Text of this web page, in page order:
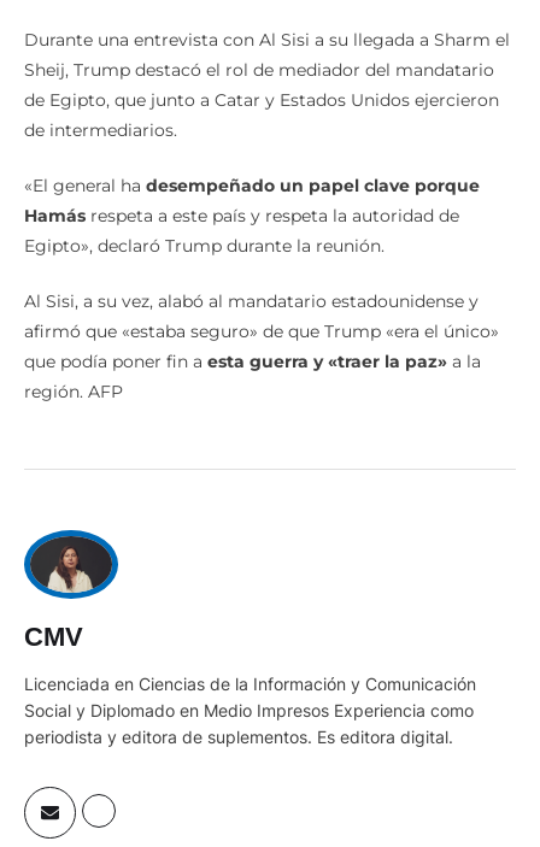
Durante una entrevista con Al Sisi a su llegada a Sharm el
Sheij, Trump destacó el rol de mediador del mandatario
de Egipto, que junto a Catar y Estados Unidos ejercieron
de intermediarios.
«El general ha desempeñado un papel clave porque
Hamás respeta a este país y respeta la autoridad de
Egipto», declaró Trump durante la reunión.
Al Sisi, a su vez, alabó al mandatario estadounidense y
afirmó que «estaba seguro» de que Trump «era el único»
que podía poner fin a esta guerra y «traer la paz» a la
región. AFP
CMV
Licenciada en Ciencias de la Información y Comunicación
Social y Diplomado en Medio Impresos Experiencia como
periodista y editora de suplementos. Es editora digital.